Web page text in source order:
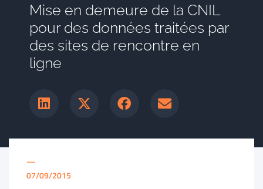
Mise en demeure de la CNIL
pour des données traitées par
des sites de rencontre en
ligne
—
07/09/2015